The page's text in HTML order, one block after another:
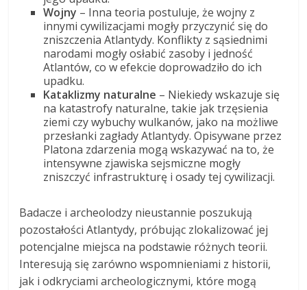
Wojny – Inna teoria postuluje, że wojny z
innymi cywilizacjami mogły przyczynić się do
zniszczenia Atlantydy. Konflikty z sąsiednimi
narodami mogły osłabić zasoby i jedność
Atlantów, co w efekcie doprowadziło do ich
upadku.
Kataklizmy naturalne – Niekiedy wskazuje się
na katastrofy naturalne, takie jak trzęsienia
ziemi czy wybuchy wulkanów, jako na możliwe
przesłanki zagłady Atlantydy. Opisywane przez
Platona zdarzenia mogą wskazywać na to, że
intensywne zjawiska sejsmiczne mogły
zniszczyć infrastrukturę i osady tej cywilizacji.
Badacze i archeolodzy nieustannie poszukują
pozostałości Atlantydy, próbując zlokalizować jej
potencjalne miejsca na podstawie różnych teorii.
Interesują się zarówno wspomnieniami z historii,
jak i odkryciami archeologicznymi, które mogą